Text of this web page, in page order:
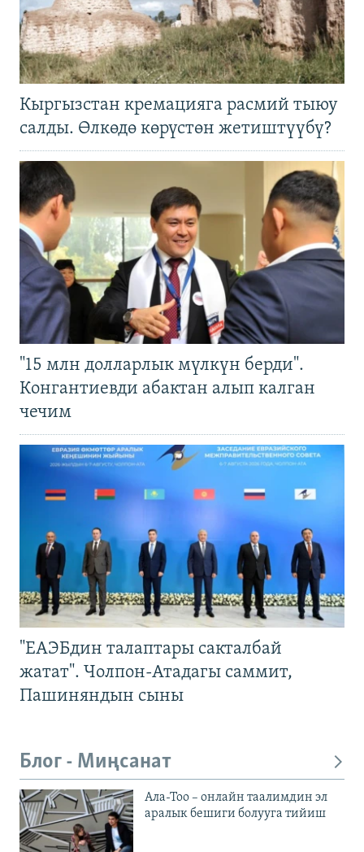
Кыргызстан кремацияга расмий тыюу
салды. Өлкөдө көрүстөн жетиштүүбү?
"15 млн долларлык мүлкүн берди".
Конгантиевди абактан алып калган
чечим
"ЕАЭБдин талаптары сакталбай
жатат". Чолпон-Атадагы саммит,
Пашиняндын сыны
Блог - Миңсанат
Ала-Тоо – онлайн таалимдин эл
аралык бешиги болууга тийиш